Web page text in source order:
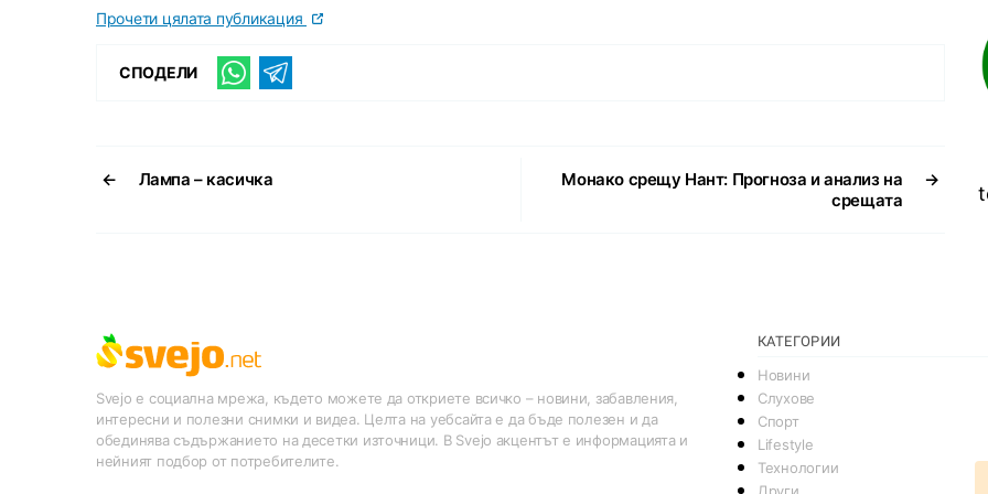
Прочети цялата публикация
СПОДЕЛИ
← Лампа – касичка →
Монако срещу Нант: Прогноза и анализ на
срещата
Svejo е социална мрежа, където можете да откриете всичко – новини, забавления,
интересни и полезни снимки и видеа. Целта на уебсайта е да бъде полезен и да
обединява съдържанието на десетки източници. В Svejo акцентът е информацията и
нейният подбор от потребителите.
КАТЕГОРИИ
Новини
Слухове
Спорт
Lifestyle
Технологии
Други